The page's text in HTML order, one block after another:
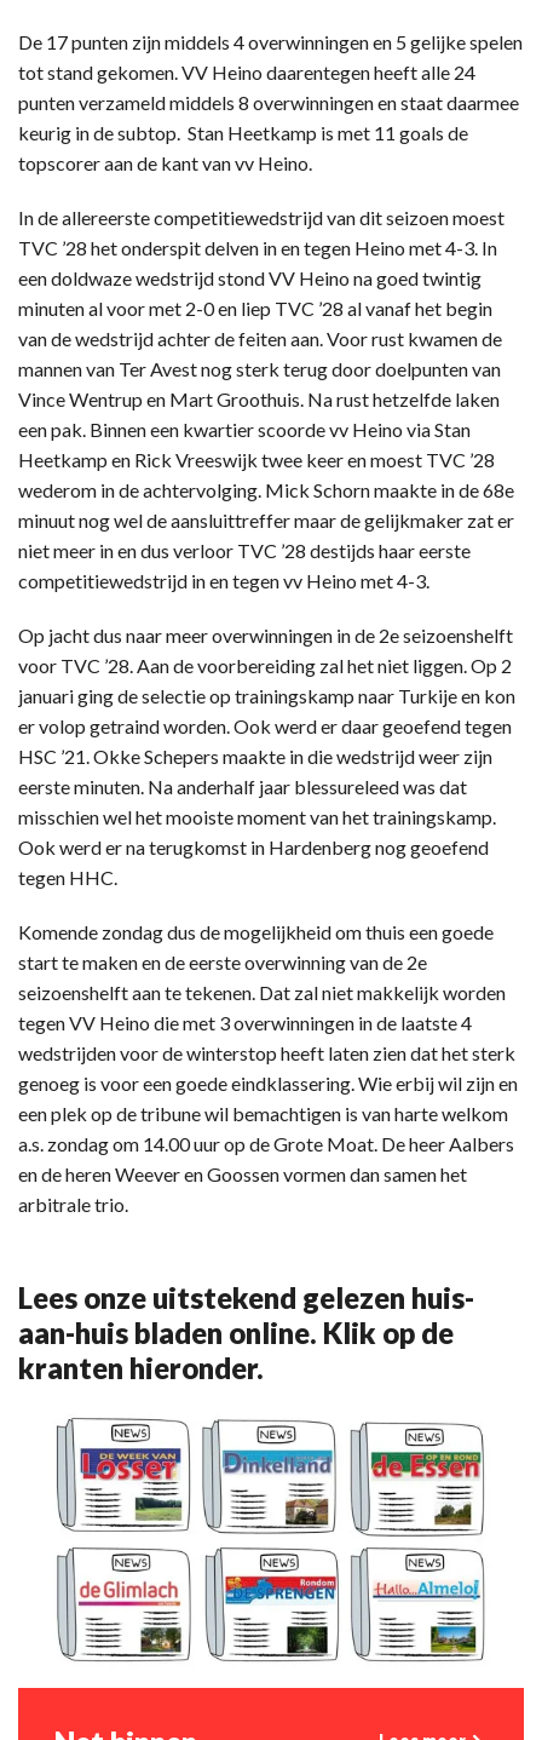
De 17 punten zijn middels 4 overwinningen en 5 gelijke spelen
tot stand gekomen. VV Heino daarentegen heeft alle 24
punten verzameld middels 8 overwinningen en staat daarmee
keurig in de subtop. Stan Heetkamp is met 11 goals de
topscorer aan de kant van vv Heino.
In de allereerste competitiewedstrijd van dit seizoen moest
TVC ’28 het onderspit delven in en tegen Heino met 4-3. In
een doldwaze wedstrijd stond VV Heino na goed twintig
minuten al voor met 2-0 en liep TVC ’28 al vanaf het begin
van de wedstrijd achter de feiten aan. Voor rust kwamen de
mannen van Ter Avest nog sterk terug door doelpunten van
Vince Wentrup en Mart Groothuis. Na rust hetzelfde laken
een pak. Binnen een kwartier scoorde vv Heino via Stan
Heetkamp en Rick Vreeswijk twee keer en moest TVC ’28
wederom in de achtervolging. Mick Schorn maakte in de 68e
minuut nog wel de aansluittreffer maar de gelijkmaker zat er
niet meer in en dus verloor TVC ’28 destijds haar eerste
competitiewedstrijd in en tegen vv Heino met 4-3.
Op jacht dus naar meer overwinningen in de 2e seizoenshelft
voor TVC ’28. Aan de voorbereiding zal het niet liggen. Op 2
januari ging de selectie op trainingskamp naar Turkije en kon
er volop getraind worden. Ook werd er daar geoefend tegen
HSC ’21. Okke Schepers maakte in die wedstrijd weer zijn
eerste minuten. Na anderhalf jaar blessureleed was dat
misschien wel het mooiste moment van het trainingskamp.
Ook werd er na terugkomst in Hardenberg nog geoefend
tegen HHC.
Komende zondag dus de mogelijkheid om thuis een goede
start te maken en de eerste overwinning van de 2e
seizoenshelft aan te tekenen. Dat zal niet makkelijk worden
tegen VV Heino die met 3 overwinningen in de laatste 4
wedstrijden voor de winterstop heeft laten zien dat het sterk
genoeg is voor een goede eindklassering. Wie erbij wil zijn en
een plek op de tribune wil bemachtigen is van harte welkom
a.s. zondag om 14.00 uur op de Grote Moat. De heer Aalbers
en de heren Weever en Goossen vormen dan samen het
arbitrale trio.
Lees onze uitstekend gelezen huis-
aan-huis bladen online. Klik op de
kranten hieronder.